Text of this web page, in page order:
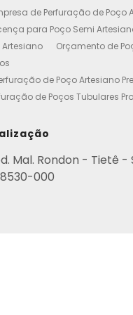
de Perfuração de Poço
para Poço Semi
Orçamento de
de Poço Artesiano
de Poços Tubulares
de Perfuração de Poço
de Poço Artesiano
Residencial
Mal. Rondon - Tietê -
000